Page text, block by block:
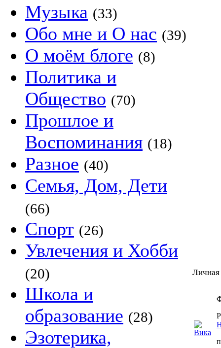
Музыка (33)
Обо мне и О нас (39)
О моём блоге (8)
Политика и
Общество (70)
Прошлое и
Воспоминания (18)
Разное (40)
Семья, Дом, Дети
(66)
Спорт (26)
Увлечения и Хобби
(20)
Школа и
образование (28)
Эзотерика,
Личная